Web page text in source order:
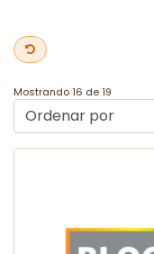
Mostrando 16 de 19